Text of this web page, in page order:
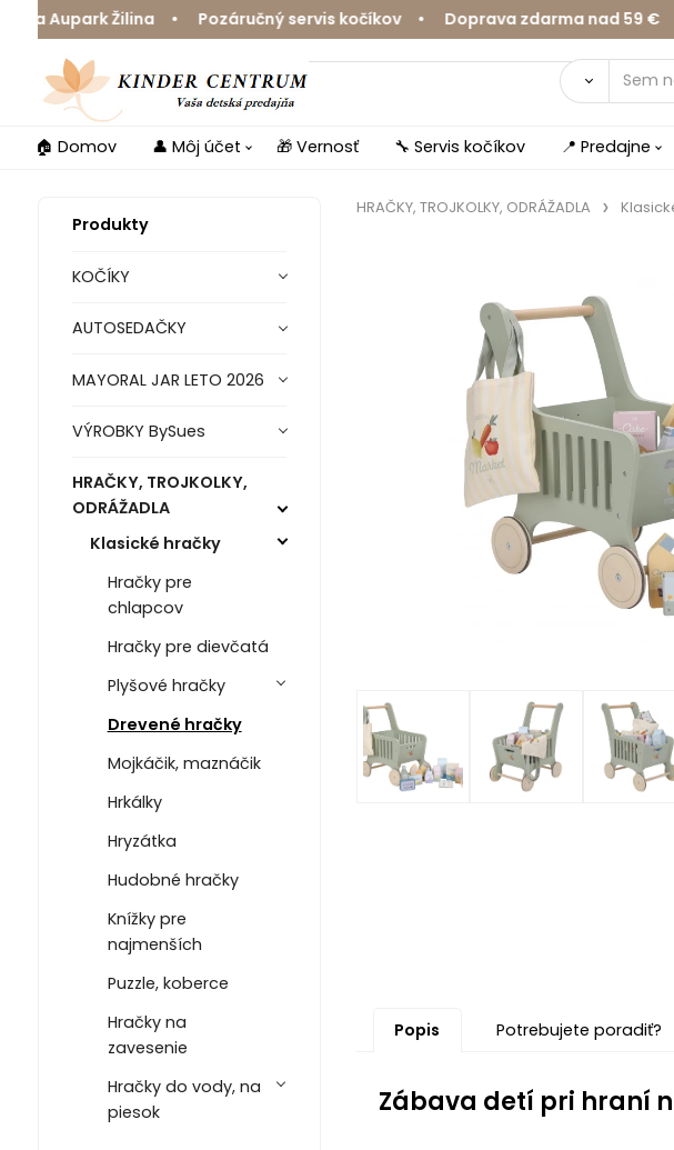
Aupark Žilina • Pozáručný servis kočíkov • Doprava zdarma nad 59 € •
🏠 Domov 👤 Môj účet 🎁 Vernosť 🔧 Servis kočíkov 📍 Predajne
Produkty
KOČÍKY
AUTOSEDAČKY
MAYORAL JAR LETO 2026
VÝROBKY BySues
HRAČKY, TROJKOLKY,
ODRÁŽADLA
Klasické hračky
Hračky pre
chlapcov
Hračky pre dievčatá
Plyšové hračky
Drevené hračky
Mojkáčik, maznáčik
Hrkálky
Hryzátka
Hudobné hračky
Knížky pre
najmenších
Puzzle, koberce
Hračky na
zavesenie
Hračky do vody, na
piesok
HRAČKY, TROJKOLKY, ODRÁŽADLA
Popis Potrebujete poradiť?
Zábava detí pri hraní